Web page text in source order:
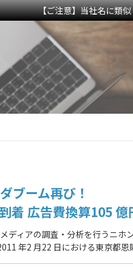
【ご注意】当社名に類
ブーム再び！
着 広告費換算105 億
ディアの調査・分析を行うニ
年2 月22 日における東京都